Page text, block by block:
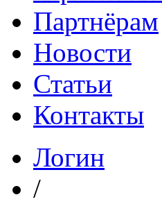
Партнёрам
Новости
Статьи
Контакты
Логин
/